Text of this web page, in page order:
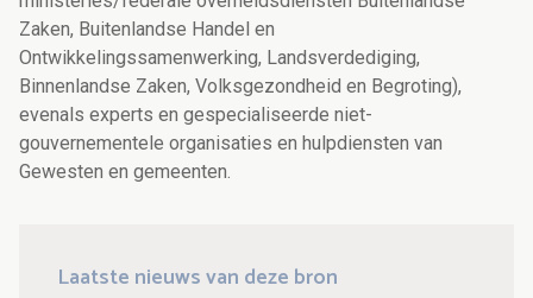
Zaken, Buitenlandse Handel en
Ontwikkelingssamenwerking, Landsverdediging,
Binnenlandse Zaken, Volksgezondheid en Begroting),
evenals experts en gespecialiseerde niet-
gouvernementele organisaties en hulpdiensten van
Gewesten en gemeenten.
Laatste nieuws van deze bron